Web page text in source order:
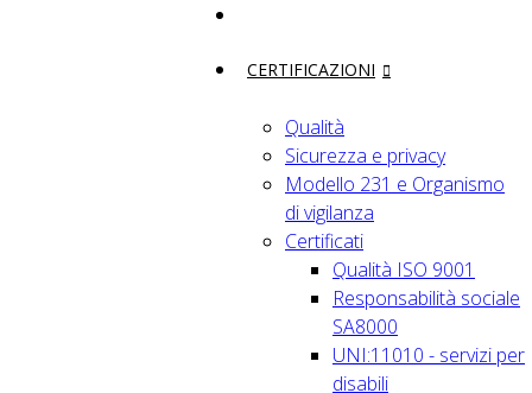
CERTIFICAZIONI
Qualità
Sicurezza e privacy
Modello 231 e Organismo
di vigilanza
Certificati
Qualità ISO 9001
Responsabilità sociale
SA8000
UNI:11010 - servizi per
disabili